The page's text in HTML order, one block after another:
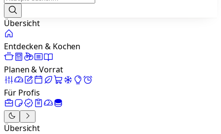
Übersicht
Entdecken & Kochen
Planen & Vorrat
Für Profis
Übersicht